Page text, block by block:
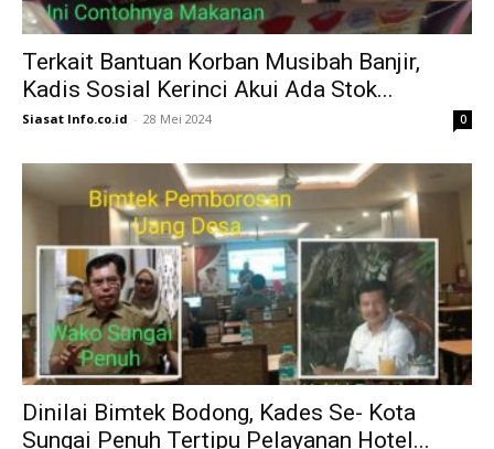
Terkait Bantuan Korban Musibah Banjir,
Kadis Sosial Kerinci Akui Ada Stok...
Siasat Info.co.id - 28 Mei 2024 0
Dinilai Bimtek Bodong, Kades Se- Kota
Sungai Penuh Tertipu Pelayanan Hotel...